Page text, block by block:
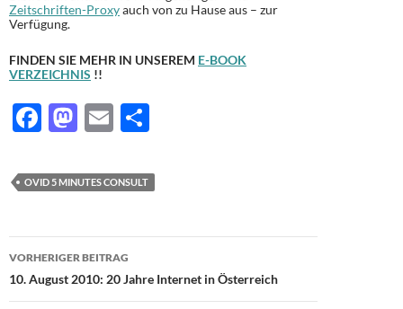
Zeitschriften-Proxyauch von zu Hause aus – zur
Verfügung.
FINDEN SIE MEHR IN UNSEREM E-BOOK
VERZEICHNIS !!
F
e
o
o
k
M
to
o
n
E
ail le
OVID 5 MINUTES CONSULT
Beitragsnavigation
VORHERIGER BEITRAG
10. August 2010: 20 Jahre Internet in Österreich